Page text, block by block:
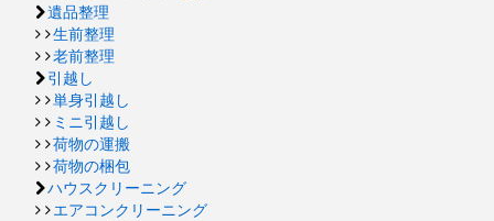
遺品整理
生前整理
老前整理
引越し
単身引越し
ミニ引越し
荷物の運搬
荷物の梱包
ハウスクリーニング
エアコンクリーニング